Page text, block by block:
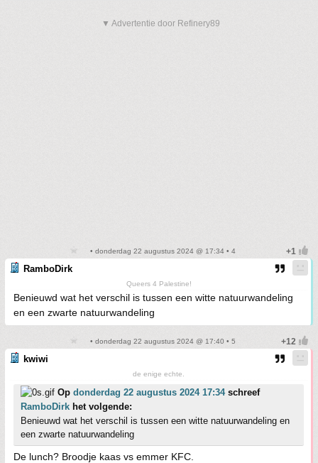
▼ Advertentie door Refinery89
• donderdag 22 augustus 2024 @ 17:34 • 4
RamboDirk
Queers 4 Palestine!
Benieuwd wat het verschil is tussen een witte natuurwandeling
en een zwarte natuurwandeling
• donderdag 22 augustus 2024 @ 17:40 • 5
kwiwi
de enige echte.
Op donderdag 22 augustus 2024 17:34schreef
RamboDirk het volgende:
Benieuwd wat het verschil is tussen een witte natuurwandeling en
een zwarte natuurwandeling
De lunch? Broodje kaas vs emmer KFC.